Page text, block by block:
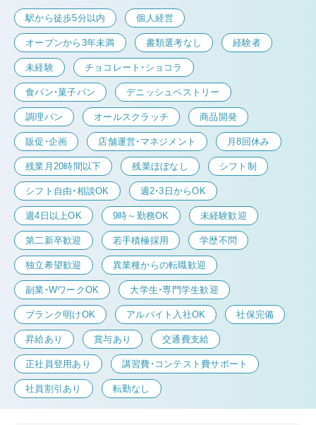
駅から徒歩5分以内 個人経営
オープンから3年未満 書類選考なし 経験者
未経験 チョコレート・ショコラ
食パン・菓子パン デニッシュペストリー
調理パン オールスクラッチ 商品開発
販促・企画 店舗運営・マネジメント 月8回休み
残業月20時間以下 残業ほぼなし シフト制
シフト自由・相談OK 週2・3日からOK
週4日以上OK 9時～勤務OK 未経験歓迎
第二新卒歓迎 若手積極採用 学歴不問
独立希望歓迎 異業種からの転職歓迎
副業・WワークOK 大学生・専門学生歓迎
ブランク明けOK アルバイト入社OK 社保完備
昇給あり 賞与あり 交通費支給
正社員登用あり 講習費・コンテスト費サポート
社員割引あり 転勤なし